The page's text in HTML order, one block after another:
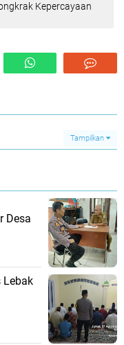
Kepercayaan
Tampilkan
Desa
Lebak